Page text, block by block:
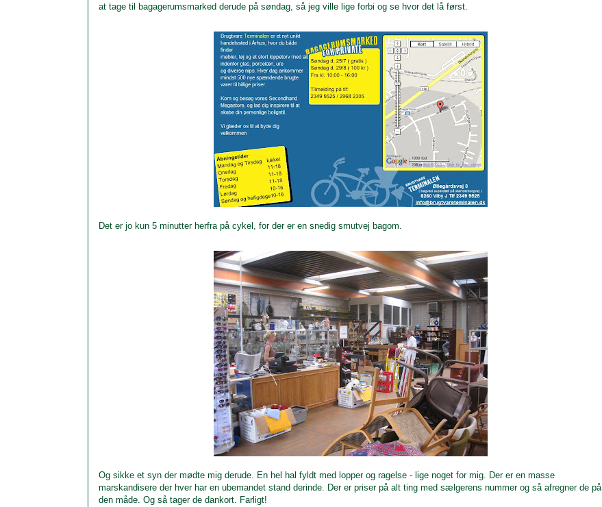
at tage til bagagerumsmarked derude på søndag, så jeg ville lige forbi og se hvor det lå først.
Det er jo kun 5 minutter herfra på cykel, for der er en snedig smutvej bagom.
Og sikke et syn der mødte mig derude. En hel hal fyldt med lopper og ragelse - lige noget for mig. Der er en masse
marskandisere der hver har en ubemandet stand derinde. Der er priser på alt ting med sælgerens nummer og så afregner de på
den måde. Og så tager de dankort. Farligt!